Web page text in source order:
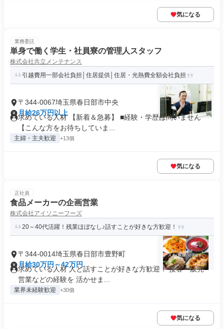
気になる
業務委託
単身で働く学生・社員寮の管理人スタッフ
株式会社共立メンテナンス
引越費用一部会社負担│住居提供│住居・光熱費全額会社負担
〒344-0067埼玉県春日部市中央
月給26万円以上
求めている人材 【新着＆急募】 ■経験・学歴は問いません
【こんな方をお待ちしていま...
主婦・主夫歓迎 +13個
気になる
正社員
食品メーカーの企画営業
株式会社アイソニーフーズ
20～40代活躍！残業ほぼなし♪話すことが好きな方歓迎！
〒344-0014埼玉県春日部市豊野町
月給30万円～42万円
求めている人材 人と話すことが好きな方歓迎！ 接客・販売・
営業などの経験を 活かせま...
業界未経験歓迎 +30個
気になる